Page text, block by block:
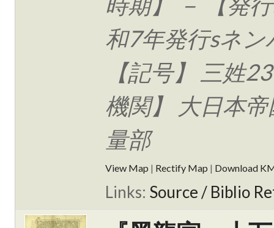
和7年発行sネ
【記号】 三姓
機関】 大日本
量部
View Map | Rectify Map | Download
Links: Source / Biblio